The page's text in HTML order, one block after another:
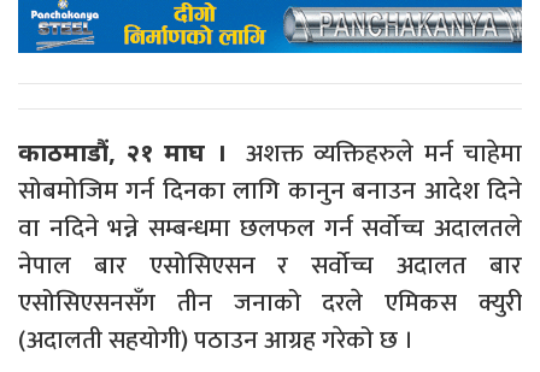
काठमाडौं, २१ माघ ।
अशक्त व्यक्तिहरुले मर्न चाहेमा
सोबमोजिम गर्न दिनका लागि कानुन बनाउन आदेश दिने
वा नदिने भन्ने सम्बन्धमा छलफल गर्न सर्वोच्च अदालतले
नेपाल बार एसोसिएसन र सर्वोच्च अदालत बार
एसोसिएसनसँग तीन जनाको दरले एमिकस क्युरी
(अदालती सहयोगी) पठाउन आग्रह गरेको छ ।